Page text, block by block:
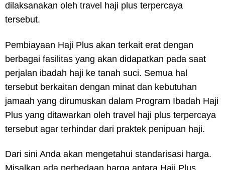
dilaksanakan oleh travel haji plus terpercaya
tersebut.
Pembiayaan Haji Plus akan terkait erat dengan
berbagai fasilitas yang akan didapatkan pada saat
perjalan ibadah haji ke tanah suci. Semua hal
tersebut berkaitan dengan minat dan kebutuhan
jamaah yang dirumuskan dalam Program Ibadah Haji
Plus yang ditawarkan oleh travel haji plus terpercaya
tersebut agar terhindar dari praktek penipuan haji.
Dari sini Anda akan mengetahui standarisasi harga.